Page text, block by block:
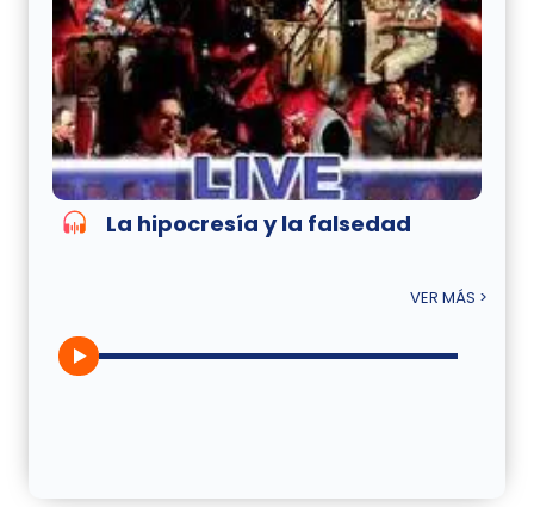
La hipocresía y la falsedad
VER MÁS >